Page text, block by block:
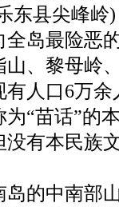
东县尖峰岭
岛最险恶
、黎母岭
人口6万
“苗话”的
有本民族
的中南部